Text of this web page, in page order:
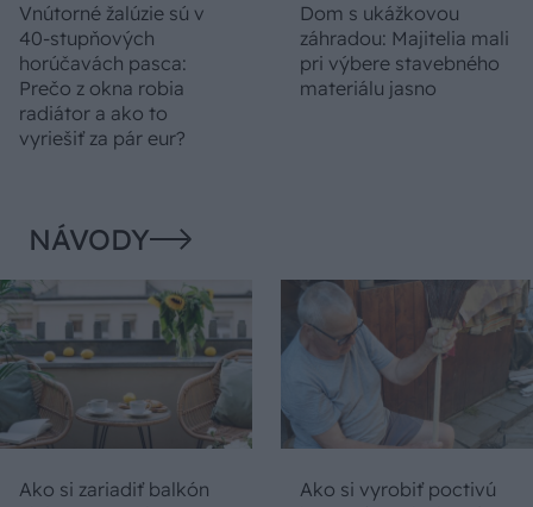
Vnútorné žalúzie sú v
40-stupňových
horúčavách pasca:
Prečo z okna robia
radiátor a ako to
vyriešiť za pár eur?
Dom s ukážkovou
záhradou: Majitelia mali
pri výbere stavebného
materiálu jasno
NÁVODY
Ako si zariadiť balkón
Ako si vyrobiť poctivú